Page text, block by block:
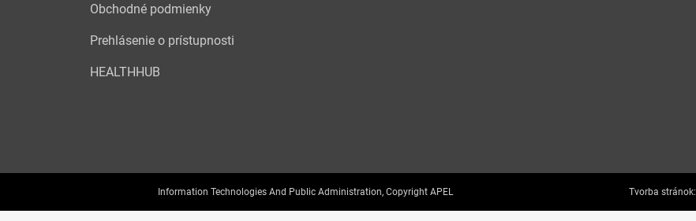
Obchodné podmienky
Prehlásenie o prístupnosti
HEALTHHUB
Information Technologies And Public Administration, Copyright APEL Tvorba stránok: